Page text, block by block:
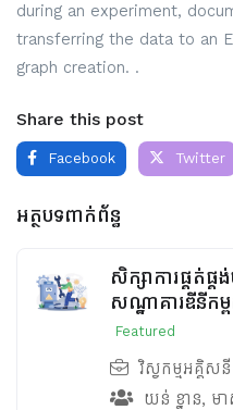
during an experiment,
transferring the data to an
graph creation. .
Share this post
Facebook Twitter
អត្ថបទពាក់ព័ន្ធ
សិក្សាការផ្គត់ផ្
សណ្ឋាគារឌីនីកម្
Featured
វិស្វកម្មអគ្គិសនី
យន់ ខ្នាន, ម